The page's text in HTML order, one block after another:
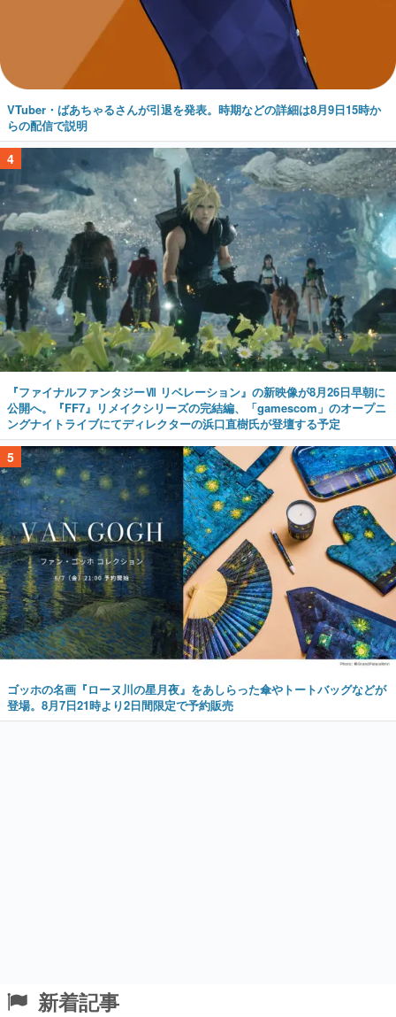
VTuber・ばあちゃるさんが引退を発表。時期などの詳細は8月9日15時か
らの配信で説明
4
『ファイナルファンタジーⅦ リベレーション』の新映像が8月26日早朝に
公開へ。『FF7』リメイクシリーズの完結編、「gamescom」のオープニ
ングナイトライブにてディレクターの浜口直樹氏が登壇する予定
5
ゴッホの名画『ローヌ川の星月夜』をあしらった傘やトートバッグなどが
登場。8月7日21時より2日間限定で予約販売
新着記事